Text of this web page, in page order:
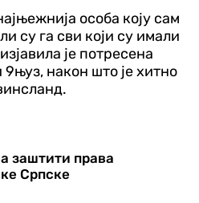
особа коју сам
су га сви који су имали
је потресена
9њуз, након што је хитно
заштити права
Српске